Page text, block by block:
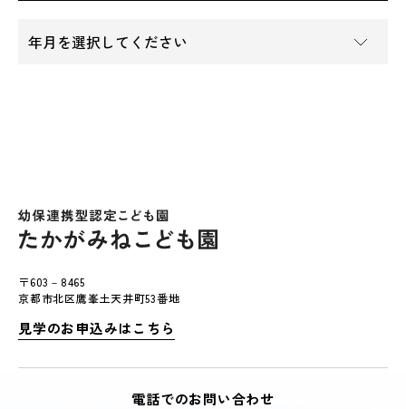
〒603－8465
京都市北区鷹峯土天井町53番地
見学のお申込みはこちら
電話でのお問い合わせ